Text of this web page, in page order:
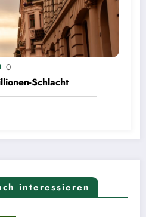
0
Schlacht
interessieren